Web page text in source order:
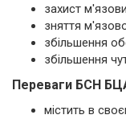
захист
зняття
збільшення
збільшення
Переваги БСН
містить в